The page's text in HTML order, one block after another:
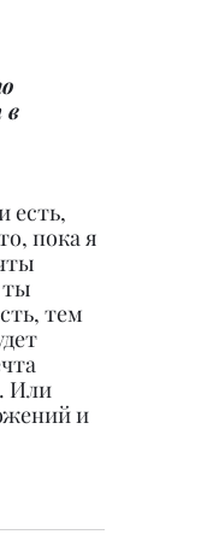
в
есть,
пока я
ты
тем
Или
и